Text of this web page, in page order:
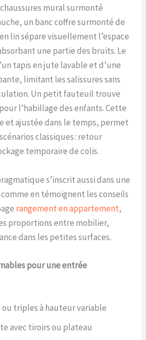
mural surmonté
un banc coffre surmonté de
lin sépare visuellement l’espace
une partie des bruits. Le
tapis en jute lavable et d’une
limitant les salissures sans
Un petit fauteuil trouve
l’habillage des enfants. Cette
et ajustée dans le temps, permet
classiques : retour
temporaire de colis.
s’inscrit aussi dans une
en témoignent les conseils
rangement en appartement,
proportions entre mobilier,
dans les petites surfaces.
pour une entrée
triples à hauteur variable
avec tiroirs ou plateau